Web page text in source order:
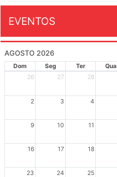
EVENTOS
AGOSTO 2026
Dom Seg Ter Qua
26
27 28
2 3 4
9 10 11
16 17 18
23 24 25